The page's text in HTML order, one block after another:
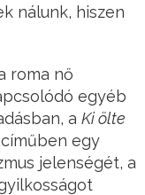
nálunk, hiszen
roma nő
egyéb
a Ki ölte
egy
jelenségét, a